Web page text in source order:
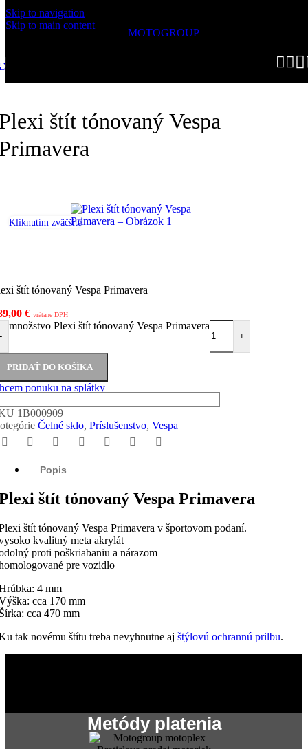
Skip to navigation
Skip to main content
MOTOGROUP
štít tónovaný Vespa
Kliknutím zväčšíte
štít tónovaný Vespa Primavera
€ vrátane DPH
množstvo Plexi štít tónovaný Vespa Primavera
+
PRIDAŤ DO KOŠÍKA
ponuku na splátky
1B000909
Čelné sklo, Príslušenstvo, Vespa
Popis
štít tónovaný Vespa Primavera
štít tónovaný Vespa Primavera v športovom podaní.
kvalitný meta akrylát
proti poškriabaniu a nárazom
pre vozidlo
4 mm
cca 170 mm
cca 470 mm
tak novému štítu treba nevyhnutne aj štýlovú ochrannú prilbu.
Metódy platenia